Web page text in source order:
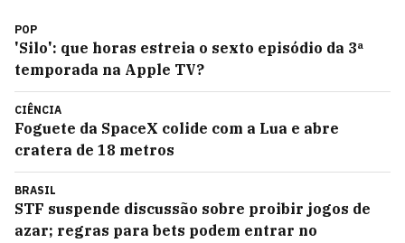
POP
'Silo': que horas estreia o sexto episódio da 3ª
temporada na Apple TV?
CIÊNCIA
Foguete da SpaceX colide com a Lua e abre
cratera de 18 metros
BRASIL
STF suspende discussão sobre proibir jogos de
azar; regras para bets podem entrar no